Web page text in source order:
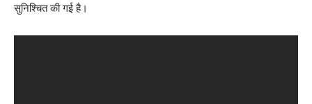
सुनिश्चित की गई है।